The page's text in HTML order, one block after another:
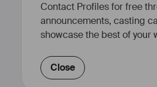
Contact Profiles for free
announcements, casting
showcase the best of your
Close